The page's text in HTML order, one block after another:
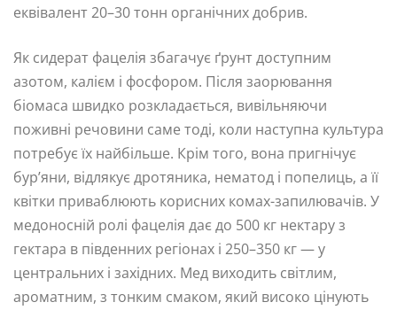
еквівалент 20–30 тонн органічних добрив.
Як сидерат фацелія збагачує ґрунт доступним
азотом, калієм і фосфором. Після заорювання
біомаса швидко розкладається, вивільняючи
поживні речовини саме тоді, коли наступна культура
потребує їх найбільше. Крім того, вона пригнічує
бур’яни, відлякує дротяника, нематод і попелиць, а її
квітки приваблюють корисних комах-запилювачів. У
медоносній ролі фацелія дає до 500 кг нектару з
гектара в південних регіонах і 250–350 кг — у
центральних і західних. Мед виходить світлим,
ароматним, з тонким смаком, який високо цінують